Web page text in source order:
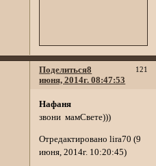
Поделиться 121
8
июня, 2014г. 08:47:53
Нафаня
звони мамСвете)))
Отредактировано lira70 (9
июня, 2014г. 10:20:45)